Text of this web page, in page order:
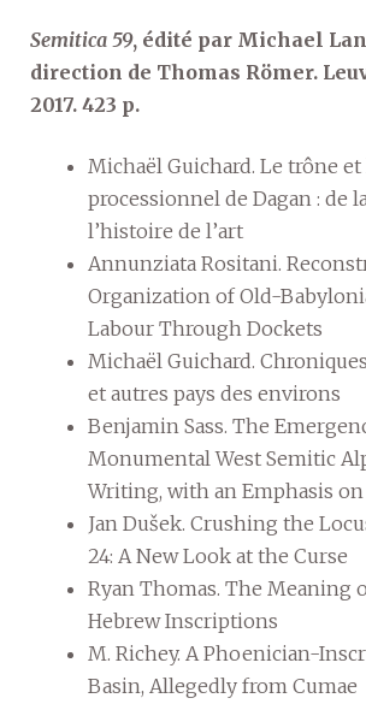
Semitica 59, édité par Michael
direction de Thomas Römer.
2017. 423 p.
Michaël Guichard. Le trône
processionnel de Dagan : de
l’histoire de l’art
Annunziata Rositani.
Organization of Old-
Labour Through Dockets
Michaël Guichard.
et autres pays des environs
Benjamin Sass. The
Monumental West Semitic
Writing, with an Emphasis
Jan Dušek. Crushing the
24: A New Look at the Curse
Ryan Thomas. The Meaning
Hebrew Inscriptions
M. Richey. A Phoenician-
Basin, Allegedly from Cumae